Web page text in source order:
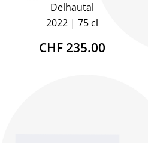
Delhautal
2022
75 cl
CHF 235.00